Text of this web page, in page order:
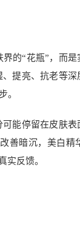
的“花瓶”，而
提亮、抗老等
。
能停留在皮肤
善暗沉，美白精
实反馈。